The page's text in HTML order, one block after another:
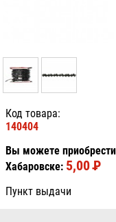
Код товара:
140404
Вы можете
Хабаровске: 5,00PУБ.
Пункт выдачи